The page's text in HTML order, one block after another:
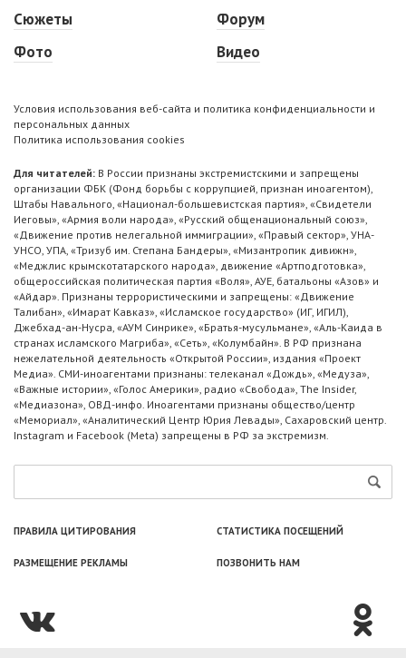
Сюжеты
Фото
Форум
Видео
Условия использования веб-сайта и политика конфиденциальности и
персональных данных
Политика использования cookies
Для читателей: В России признаны экстремистскими и запрещены
организации ФБК (Фонд борьбы с коррупцией, признан иноагентом),
Штабы Навального, «Национал-большевистская партия», «Свидетели
Иеговы», «Армия воли народа», «Русский общенациональный союз»,
«Движение против нелегальной иммиграции», «Правый сектор», УНА-
УНСО, УПА, «Тризуб им. Степана Бандеры», «Мизантропик дивижн»,
«Меджлис крымскотатарского народа», движение «Артподготовка»,
общероссийская политическая партия «Воля», АУЕ, батальоны «Азов» и
«Айдар». Признаны террористическими и запрещены: «Движение
Талибан», «Имарат Кавказ», «Исламское государство» (ИГ, ИГИЛ),
Джебхад-ан-Нусра, «АУМ Синрике», «Братья-мусульмане», «Аль-Каида в
странах исламского Магриба», «Сеть», «Колумбайн». В РФ признана
нежелательной деятельность «Открытой России», издания «Проект
Медиа». СМИ-иноагентами признаны: телеканал «Дождь», «Медуза»,
«Важные истории», «Голос Америки», радио «Свобода», The Insider,
«Медиазона», ОВД-инфо. Иноагентами признаны общество/центр
«Мемориал», «Аналитический Центр Юрия Левады», Сахаровский центр.
Instagram и Facebook (Metа) запрещены в РФ за экстремизм.
ПРАВИЛА ЦИТИРОВАНИЯ СТАТИСТИКА ПОСЕЩЕНИЙ
РАЗМЕЩЕНИЕ РЕКЛАМЫ ПОЗВОНИТЬ НАМ